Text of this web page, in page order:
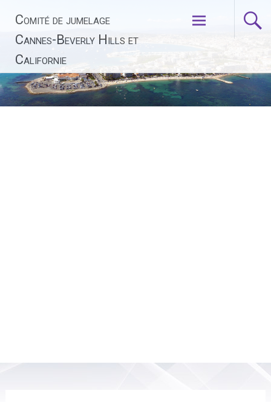
contenu
Comité de jumelage
Cannes-Beverly Hills et
Californie